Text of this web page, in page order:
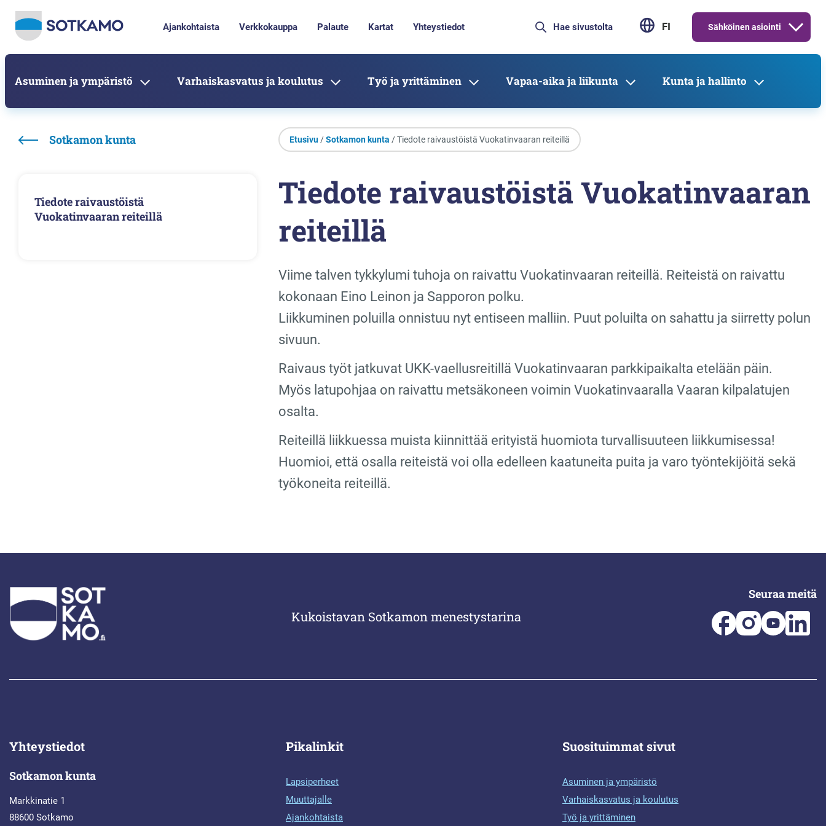
Ajankohtaista Verkkokauppa Palaute Kartat Yhteystiedot FI Sähköinen asiointi
Asuminen ja ympäristö Varhaiskasvatus ja koulutus Työ ja yrittäminen Vapaa-aika ja liikunta Kunta ja hallinto
Sotkamon kunta
Tiedote raivaustöistä
Vuokatinvaaran reiteillä
Etusivu /Sotkamon kunta / Tiedote raivaustöistä Vuokatinvaaran reiteillä
Tiedote raivaustöistä Vuokatinvaaran
reiteillä
Viime talven tykkylumi tuhoja on raivattu Vuokatinvaaran reiteillä. Reiteistä on raivattu
kokonaan Eino Leinon ja Sapporon polku.
Liikkuminen poluilla onnistuu nyt entiseen malliin. Puut poluilta on sahattu ja siirretty polun
sivuun.
Raivaus työt jatkuvat UKK-vaellusreitillä Vuokatinvaaran parkkipaikalta etelään päin.
Myös latupohjaa on raivattu metsäkoneen voimin Vuokatinvaaralla Vaaran kilpalatujen
osalta.
Reiteillä liikkuessa muista kiinnittää erityistä huomiota turvallisuuteen liikkumisessa!
Huomioi, että osalla reiteistä voi olla edelleen kaatuneita puita ja varo työntekijöitä sekä
työkoneita reiteillä.
Kukoistavan Sotkamon menestystarina
Seuraa meitä
Yhteystiedot
Sotkamon kunta
Markkinatie 1
88600 Sotkamo
Pikalinkit
Lapsiperheet
Muuttajalle
Ajankohtaista
Suosituimmat sivut
Asuminen ja ympäristö
Varhaiskasvatus ja koulutus
Työ ja yrittäminen